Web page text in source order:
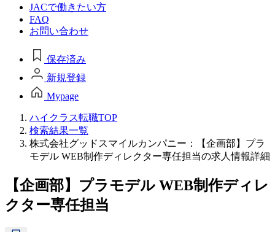
JACで働きたい方
FAQ
お問い合わせ
保存済み
新規登録
Mypage
ハイクラス転職TOP
検索結果一覧
株式会社グッドスマイルカンパニー：【企画部】プラ
モデル WEB制作ディレクター専任担当の求人情報詳細
【企画部】プラモデル WEB制作ディレ
クター専任担当